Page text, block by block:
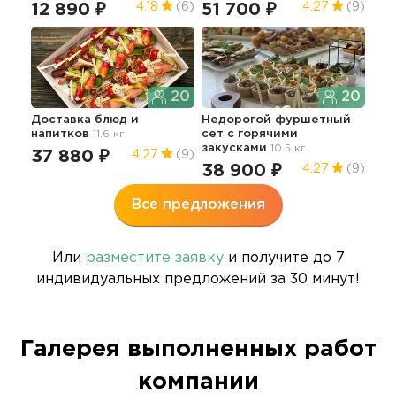
12 890 ₽ 4.18 (6) 51 700 ₽ 4.27 (9)
20
Доставка блюд и
напитков 11.6 кг
37 880 ₽ 4.27 (9)
20
Недорогой фуршетный
сет с горячими
закусками 10.5 кг
38 900 ₽ 4.27 (9)
Все предложения
Или разместите заявкуи получите до 7
индивидуальных предложений за 30 минут!
Галерея выполненных работ
компании